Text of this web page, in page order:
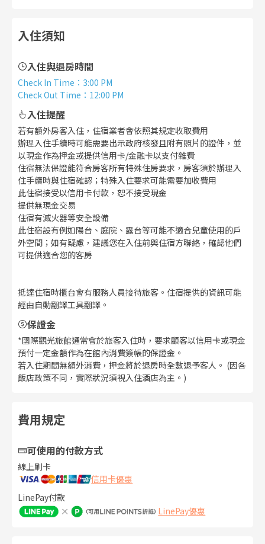
入住須知
入住與退房時間
Check In Time ： 3:00 PM
Check Out Time ： 12:00 PM
入住提醒
若有額外房客入住，住宿業者會依照其規定收取費用
辦理入住手續時可能需要出示政府核發且附有照片的證件，並
以現金作為押金或提供信用卡/金融卡以支付雜費
住宿無法保證能符合房客所有特殊住房要求，房客須於辦理入
住手續時與住宿確認；特殊入住要求可能需要加收費用
此住宿接受以信用卡付款，恕不接受現金
提供無現金交易
住宿有滅火器等安全設備
此住宿設有例如陽台、庭院、露台等可能不適合兒童使用的戶
外空間；如有疑慮，建議您在入住前與住宿方聯絡，確認他們
可提供適合您的客房
抵達住宿時櫃台會有服務人員接待旅客。住宿提供的資訊可能
經由自動翻譯工具翻譯。
保證金
*國際觀光旅館通常會於旅客入住時，要求顧客以信用卡或現金
預付一定金額作為在館內消費簽帳的保證金。
若入住期間無額外消費，押金將於退房時全數退予客人。 (因各
飯店政策不同，實際狀況須視入住酒店為主。)
費用規定
可使用的付款方式
線上刷卡
信用卡優惠
LinePay付款
LinePay優惠